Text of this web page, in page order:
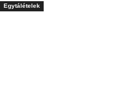
Egytálételek